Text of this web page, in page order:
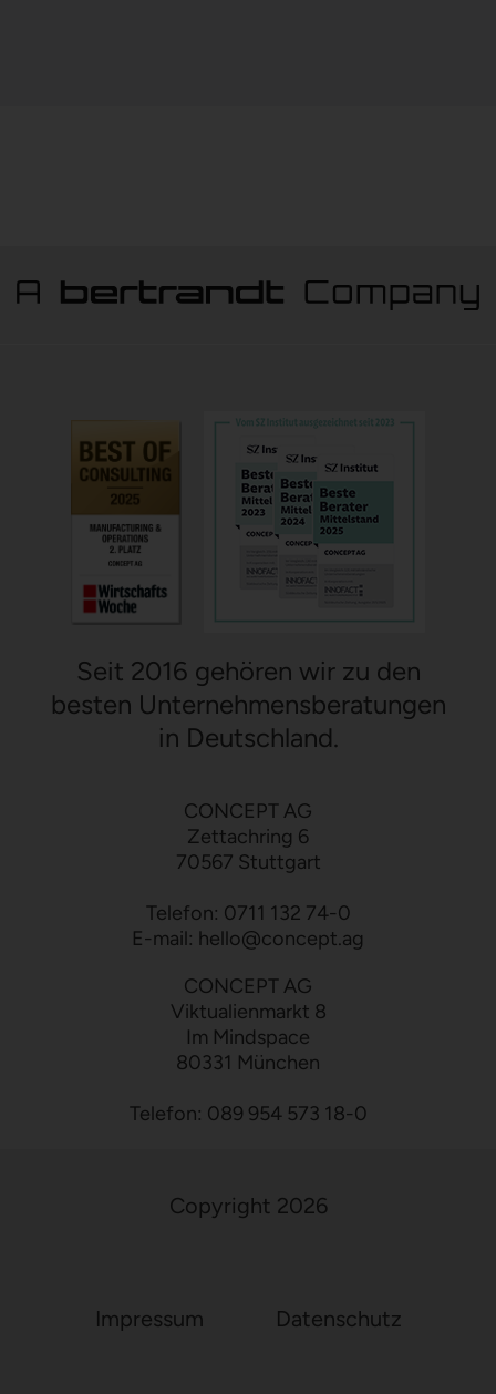
Seit 2016 gehören wir zu den
besten Unternehmensberatungen
in Deutschland.
CONCEPT AG
Zettachring 6
70567 Stuttgart
Telefon: 0711 132 74-0
E-mail: hello@concept.ag
CONCEPT AG
Viktualienmarkt 8
Im Mindspace
80331 München
Telefon: 089 954 573 18-0
Copyright 2026
Impressum Datenschutz